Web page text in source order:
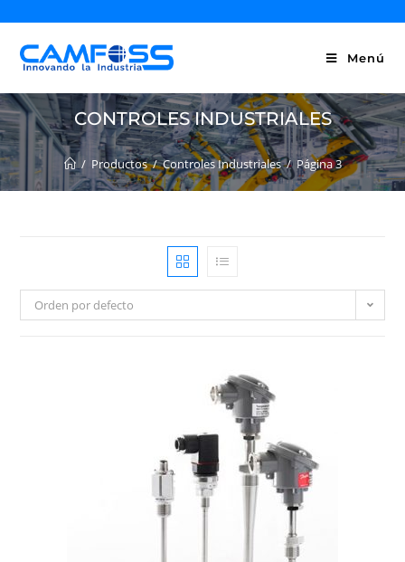
Menú
CONTROLES INDUSTRIALES
/ Productos / Controles Industriales / Página 3
Orden por defecto